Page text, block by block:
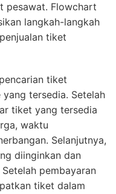
pesawat. Flowchart
langkah-langkah
tiket
tiket
tersedia. Setelah
tiket yang tersedia
waktu
Selanjutnya,
diinginkan dan
pembayaran
tiket dalam